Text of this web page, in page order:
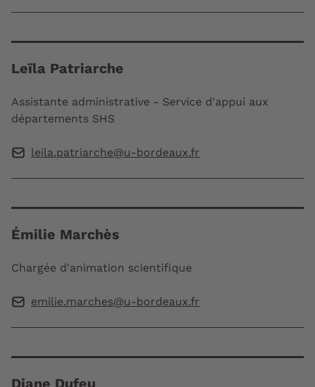
Leïla Patriarche
Assistante administrative - Service d'appui aux
départements SHS
leila.patriarche@u-bordeaux.fr
Émilie Marchès
Chargée d'animation scientifique
emilie.marches@u-bordeaux.fr
Diane Dufeu